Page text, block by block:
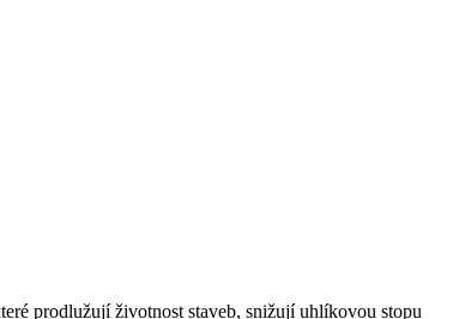
prodlužují životnost staveb, snižují uhlíkovou stopu